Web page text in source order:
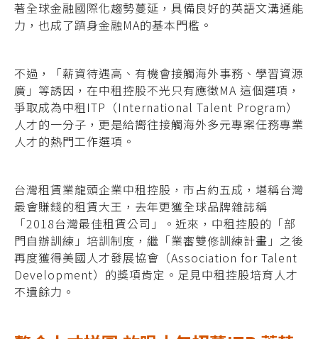
著全球金融國際化趨勢蔓延，具備良好的英語文溝通能
力，也成了躋身金融MA的基本門檻。
不過，「薪資待遇高、有機會接觸海外事務、學習資源
廣」等誘因，在中租控股不光只有應徵MA 這個選項，
爭取成為中租ITP（International Talent Program）
人才的一分子，更是給嚮往接觸海外多元專案任務專業
人才的熱門工作選項。
台灣租賃業龍頭企業中租控股，市占約五成，堪稱台灣
最會賺錢的租賃大王，去年更獲全球品牌雜誌稱
「2018台灣最佳租賃公司」。近來，中租控股的「部
門自辦訓練」培訓制度，繼「業審雙修訓練計畫」之後
再度獲得美國人才發展協會（Association for Talent
Development）的獎項肯定。足見中租控股培育人才
不遺餘力。